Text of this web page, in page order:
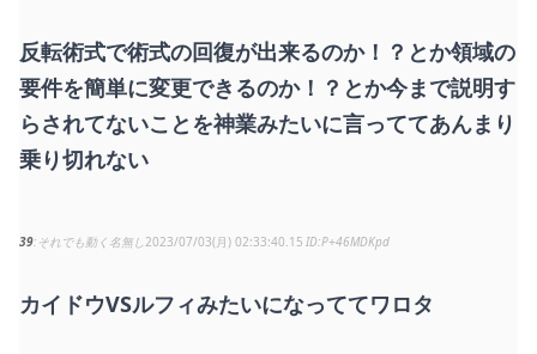
反転術式で術式の回復が出来るのか！？とか領域の
要件を簡単に変更できるのか！？とか今まで説明す
らされてないことを神業みたいに言っててあんまり
乗り切れない
39 それでも動く名無し2023/07/03(月) 02:33:40.15 P+46MDKpd
カイドウVSルフィみたいになっててワロタ